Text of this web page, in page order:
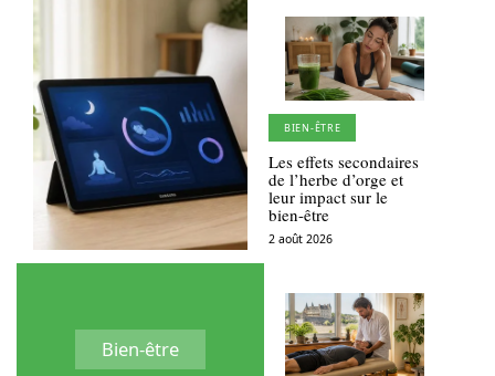
Bien-être
BIEN-ÊTRE
Les effets secondaires
de l’herbe d’orge et
leur impact sur le
bien-être
2 août 2026